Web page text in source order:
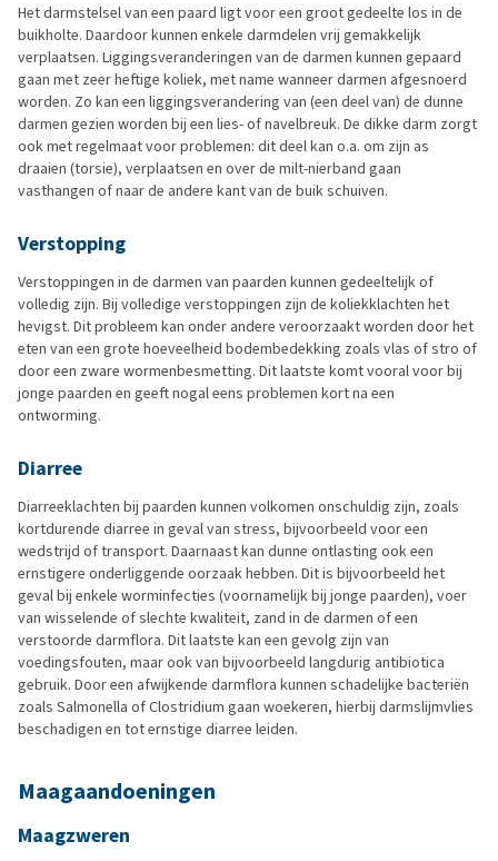
Het darmstelsel van een paard ligt voor een groot gedeelte los in de
buikholte. Daardoor kunnen enkele darmdelen vrij gemakkelijk
verplaatsen. Liggingsveranderingen van de darmen kunnen gepaard
gaan met zeer heftige koliek, met name wanneer darmen afgesnoerd
worden. Zo kan een liggingsverandering van (een deel van) de dunne
darmen gezien worden bij een lies- of navelbreuk. De dikke darm zorgt
ook met regelmaat voor problemen: dit deel kan o.a. om zijn as
draaien (torsie), verplaatsen en over de milt-nierband gaan
vasthangen of naar de andere kant van de buik schuiven.
Verstopping
Verstoppingen in de darmen van paarden kunnen gedeeltelijk of
volledig zijn. Bij volledige verstoppingen zijn de koliekklachten het
hevigst. Dit probleem kan onder andere veroorzaakt worden door het
eten van een grote hoeveelheid bodembedekking zoals vlas of stro of
door een zware wormenbesmetting. Dit laatste komt vooral voor bij
jonge paarden en geeft nogal eens problemen kort na een
ontworming.
Diarree
Diarreeklachten bij paarden kunnen volkomen onschuldig zijn, zoals
kortdurende diarree in geval van stress, bijvoorbeeld voor een
wedstrijd of transport. Daarnaast kan dunne ontlasting ook een
ernstigere onderliggende oorzaak hebben. Dit is bijvoorbeeld het
geval bij enkele worminfecties (voornamelijk bij jonge paarden), voer
van wisselende of slechte kwaliteit, zand in de darmen of een
verstoorde darmflora. Dit laatste kan een gevolg zijn van
voedingsfouten, maar ook van bijvoorbeeld langdurig antibiotica
gebruik. Door een afwijkende darmflora kunnen schadelijke bacteriën
zoals Salmonella of Clostridium gaan woekeren, hierbij darmslijmvlies
beschadigen en tot ernstige diarree leiden.
Maagaandoeningen
Maagzweren